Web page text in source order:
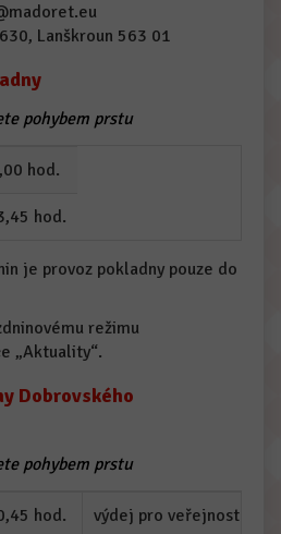
Lanškroun 563 01
pohybem prstu
hod.
hod.
je provoz pokladny pouze do
režimu
„Aktuality“.
Dobrovského
pohybem prstu
hod. výdej pro veřejnost a